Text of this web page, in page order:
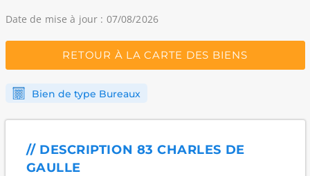
Date de mise à jour : 07/08/2026
RETOUR À LA CARTE DES BIENS
Bien de type Bureaux
// DESCRIPTION 83 CHARLES DE
GAULLE